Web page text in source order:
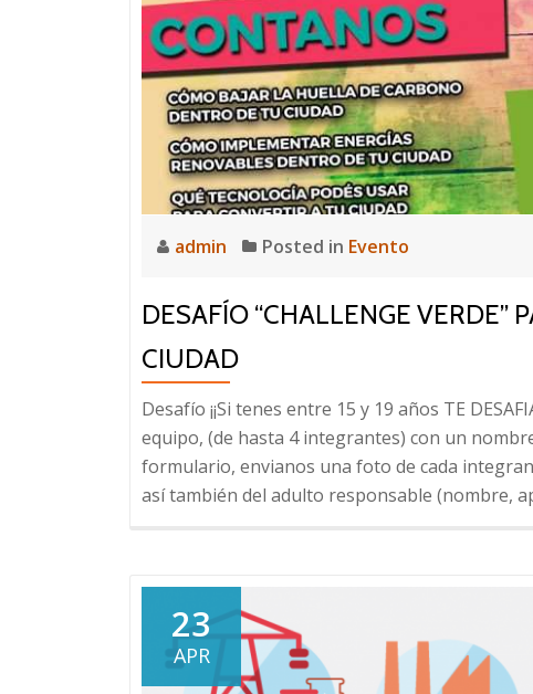
admin Posted in Evento
DESAFÍO “CHALLENGE VERDE”
CIUDAD
Desafío ¡¡Si tenes entre 15 y 19 años TE
equipo, (de hasta 4 integrantes) con un
formulario, envianos una foto de cada
así también del adulto responsable (nombre,
23
APR